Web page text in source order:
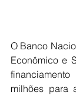
O Banco
Econômico e
milhões para